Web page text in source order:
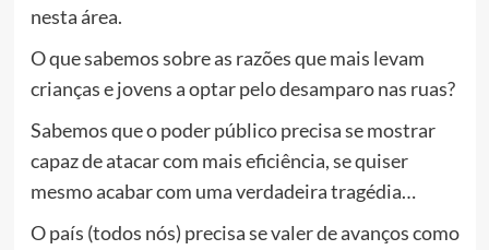
nesta área.
O que sabemos sobre as razões que mais levam
crianças e jovens a optar pelo desamparo nas ruas?
Sabemos que o poder público precisa se mostrar
capaz de atacar com mais eficiência, se quiser
mesmo acabar com uma verdadeira tragédia…
O país (todos nós) precisa se valer de avanços como